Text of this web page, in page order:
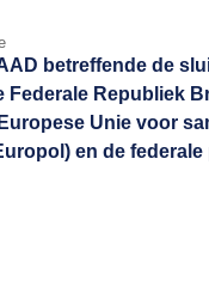
betreffende de
Federale Republiek
Unie voor
en de